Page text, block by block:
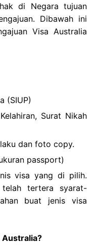
di Negara tujuan
Dibawah ini
Visa Australia
(SIUP)
Surat Nikah
dan foto copy.
passport)
visa yang di pilih.
tertera syarat-
buat jenis visa
Australia?